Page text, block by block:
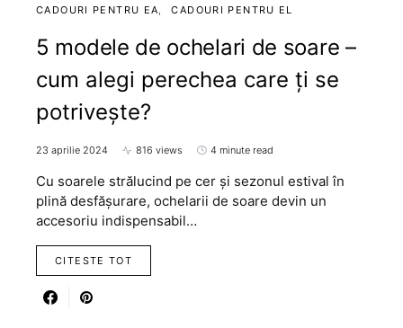
CADOURI PENTRU EA CADOURI PENTRU EL
5 modele de ochelari de soare –
cum alegi perechea care ți se
potrivește?
23 aprilie 2024 816 views 4 minute read
Cu soarele strălucind pe cer și sezonul estival în
plină desfășurare, ochelarii de soare devin un
accesoriu indispensabil…
CITESTE TOT